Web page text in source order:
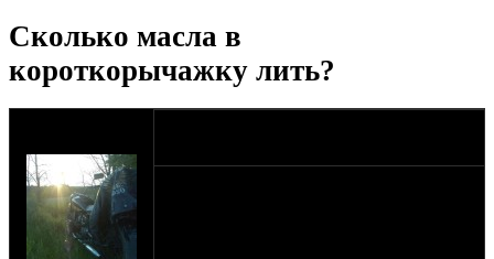
Сколько масла в
короткорычажку лить?